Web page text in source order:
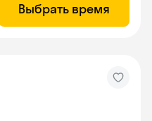
Выбрать время